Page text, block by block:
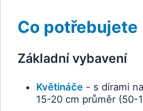
Co potřebujete
Základní vybavení
Květináče- s dírami
15-20 cm průměr (50-